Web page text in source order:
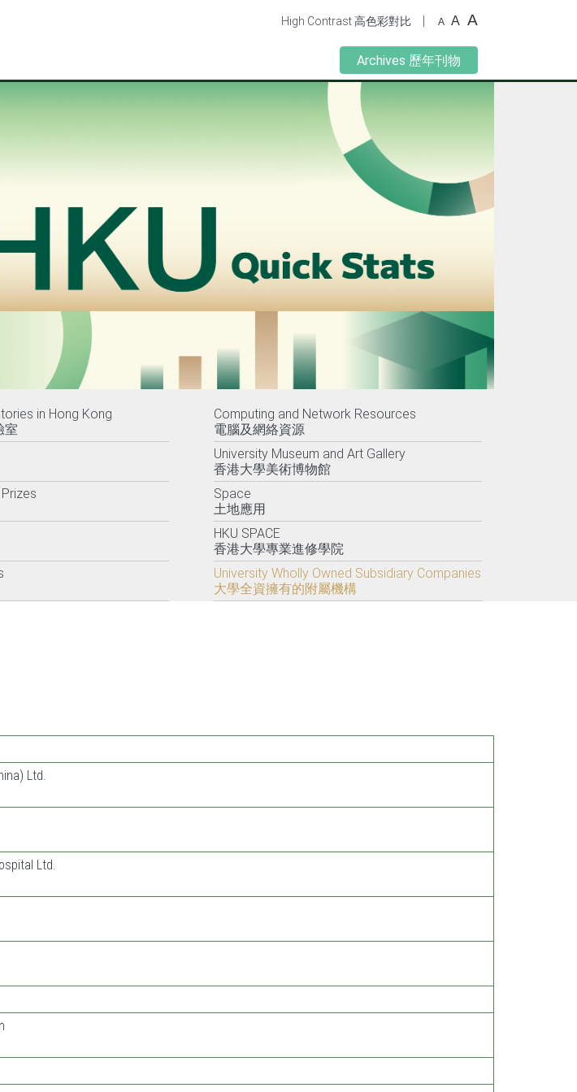
High Contrast 高色彩對比 | A A A
Archives 歷年刊物
in Hong Kong
室
Computing and Network Resources
電腦及網絡資源
University Museum and Art Gallery
香港大學美術博物館
Space
土地應用
HKU SPACE
香港大學專業進修學院
University Wholly Owned Subsidiary Companies
大學全資擁有的附屬機構
Ltd.
Ltd.